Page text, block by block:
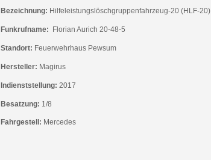
Bezeichnung: Hilfeleistungslöschgruppenfahrzeug-20 (HLF-20)
Funkrufname: Florian Aurich 20-48-5
Standort: Feuerwehrhaus Pewsum
Hersteller: Magirus
Indienststellung: 2017
Besatzung: 1/8
Fahrgestell: Mercedes